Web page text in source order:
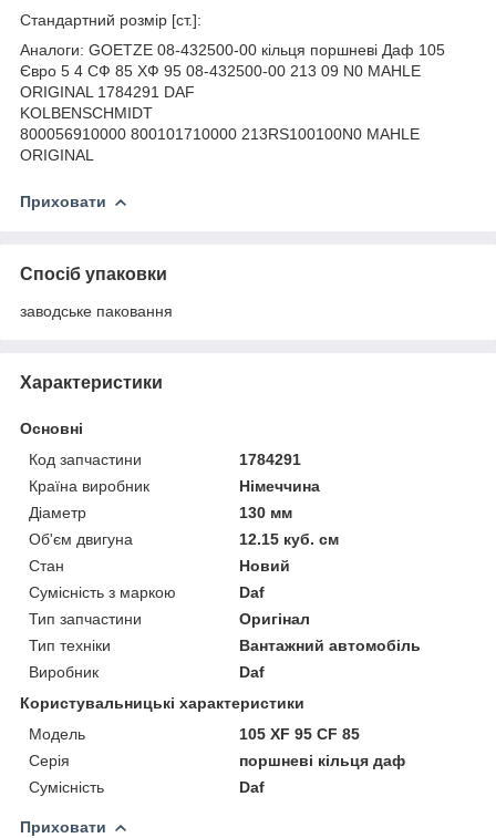
Стандартний розмір [ст.]:
Аналоги: GOETZE 08-432500-00 кільця поршневі Даф 105
Євро 5 4 СФ 85 ХФ 95 08-432500-00 213 09 N0 MAHLE
ORIGINAL 1784291 DAF
KOLBENSCHMIDT
800056910000 800101710000 213RS100100N0 MAHLE
ORIGINAL
Приховати
Спосіб упаковки
заводське паковання
Характеристики
Основні
Код запчастини
1784291
Країна виробник
Німеччина
Діаметр
130 мм
Об'єм двигуна
12.15 куб. см
Стан
Новий
Сумісність з маркою
Daf
Тип запчастини
Оригінал
Тип техніки
Вантажний автомобіль
Виробник
Daf
Користувальницькі характеристики
Мoдель
105 XF 95 CF 85
Серія
поршневі кільця даф
Сумісність
Daf
Приховати